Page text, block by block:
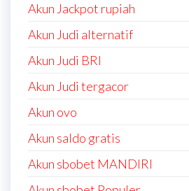
Akun Jackpot rupiah
Akun Judi alternatif
Akun Judi BRI
Akun Judi tergacor
Akun ovo
Akun saldo gratis
Akun sbobet MANDIRI